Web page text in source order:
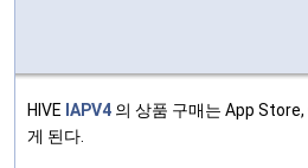
HIVE IAPV4 의 상품 구매는 App
게 된다.